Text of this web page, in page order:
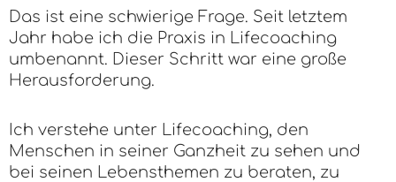
Das ist eine schwierige Frage. Seit letztem
Jahr habe ich die Praxis in Lifecoaching
umbenannt. Dieser Schritt war eine große
Herausforderung.
Ich verstehe unter Lifecoaching, den
Menschen in seiner Ganzheit zu sehen und
bei seinen Lebensthemen zu beraten, zu